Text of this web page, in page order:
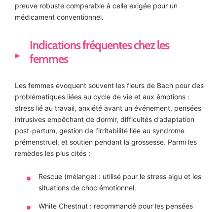
preuve robuste comparable à celle exigée pour un
médicament conventionnel.
Indications fréquentes chez les
femmes
Les femmes évoquent souvent les fleurs de Bach pour des
problématiques liées au cycle de vie et aux émotions :
stress lié au travail, anxiété avant un événement, pensées
intrusives empêchant de dormir, difficultés d’adaptation
post-partum, gestion de l’irritabilité liée au syndrome
prémenstruel, et soutien pendant la grossesse. Parmi les
remèdes les plus cités :
Rescue (mélange) : utilisé pour le stress aigu et les
situations de choc émotionnel.
White Chestnut : recommandé pour les pensées